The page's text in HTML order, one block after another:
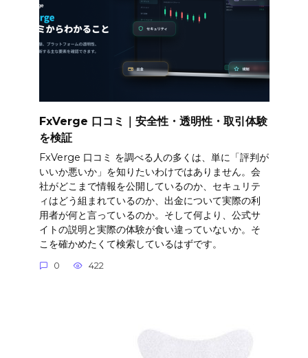
FxVerge 口コミ｜安全性・透明性・取引体験
を検証
FxVerge 口コミ を調べる人の多くは、単に「評判が
いいか悪いか」を知りたいわけではありません。会
社がどこまで情報を公開しているのか、セキュリテ
ィはどう組まれているのか、出金について実際の利
用者が何と言っているのか。そして何より、公式サ
イトの説明と実際の体験が食い違っていないか。そ
こを確かめたくて検索しているはずです。
0 422